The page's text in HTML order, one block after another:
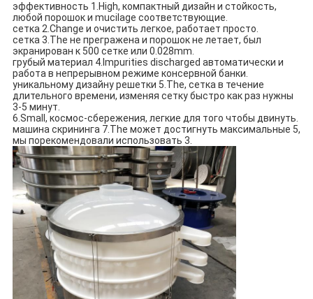
эффективность 1.High, компактный дизайн и стойкость,
любой порошок и mucilage соответствующие.
сетка 2.Change и очистить легкое, работает просто.
сетка 3.The не прегражена и порошок не летает, был
экранирован к 500 сетке или 0.028mm.
грубый материал 4.Impurities discharged автоматически и
работа в непрерывном режиме консервной банки.
уникальному дизайну решетки 5.The, сетка в течение
длительного времени, изменяя сетку быстро как раз нужны
3-5 минут.
6.Small, космос-сбережения, легкие для того чтобы двинуть.
машина скрининга 7.The может достигнуть максимальные 5,
мы порекомендовали использовать 3.